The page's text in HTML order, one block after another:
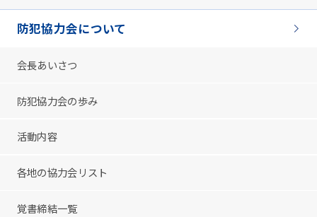
防犯協力会について
会長あいさつ
防犯協力会の歩み
活動内容
各地の協力会リスト
覚書締結一覧